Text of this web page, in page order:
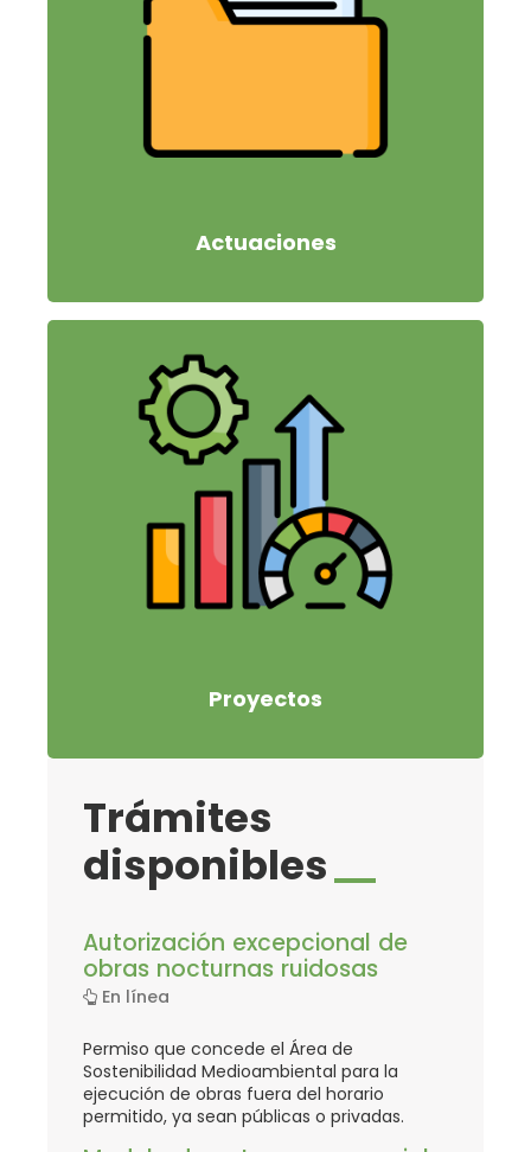
Actuaciones
Proyectos
Trámites
disponibles
disponibles
Autorización excepcional de
obras nocturnas ruidosas
En línea
Permiso que concede el Área de
Sostenibilidad Medioambiental para la
ejecución de obras fuera del horario
permitido, ya sean públicas o privadas.